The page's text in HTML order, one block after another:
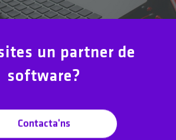
un partner de
software?
Contacta'ns